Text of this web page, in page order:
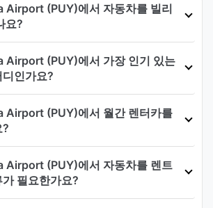
Airport (PUY)에서 자동차를 빌리
요?
Airport (PUY)에서 가장 인기 있는
인가요?
Airport (PUY)에서 월간 렌터카를
?
Airport (PUY)에서 자동차를 렌트
필요한가요?